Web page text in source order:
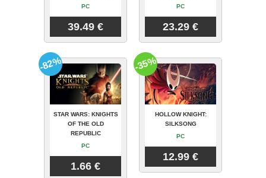
PC
39.49 €
PC
23.29 €
STAR WARS: KNIGHTS
OF THE OLD
REPUBLIC
PC
1.66 €
-82%
HOLLOW KNIGHT:
SILKSONG
PC
12.99 €
-35%